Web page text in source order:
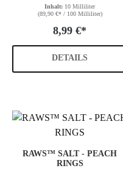
Inhalt: 10 Milliliter
(89,90 €* / 100 Milliliter)
8,99 €*
DETAILS
RAWS™ SALT - PEACH
RINGS